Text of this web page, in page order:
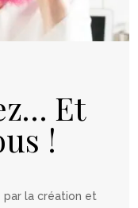
Et
!
par la création et